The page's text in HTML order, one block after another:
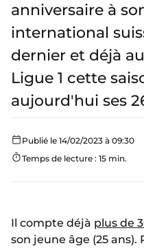
anniversaire à
international
dernier et déjà
Ligue 1 cette
aujourd'hui ses
Publié le 14/02/2023 à 09:30
Temps de lecture : 15 min.
Il compte déjà plus de
son jeune âge (25 ans).